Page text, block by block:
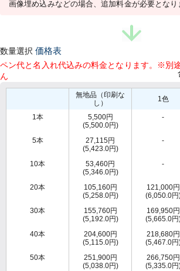
画像埋め込みなどの場合、追加料金が必要となり
数量選択 価格表
ペン代と名入れ代込みの料金となります。※別
ん
無地品（印刷な
し）
1色
1本
5,500円
(5,500.0円)
-
5本
27,115円
(5,423.0円)
-
10本
53,460円
(5,346.0円)
-
20本
105,160円
(5,258.0円)
121,000円
(6,050.0円
30本
155,760円
(5,192.0円)
169,950円
(5,665.0円
40本
204,600円
(5,115.0円)
218,680円
(5,467.0円
50本
251,900円
(5,038.0円)
266,750円
(5,335.0円